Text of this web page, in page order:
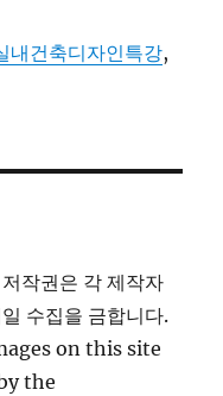
내건축디자인특강,
작권은 각 제작자
수집을 금합니다.
on this site
the